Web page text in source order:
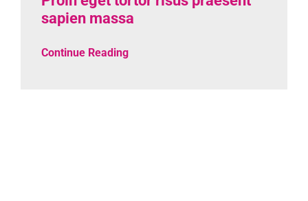
sapien massa
Continue Reading